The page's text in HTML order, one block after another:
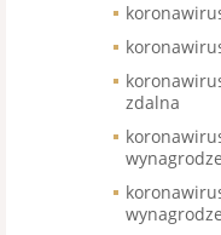
zdalna